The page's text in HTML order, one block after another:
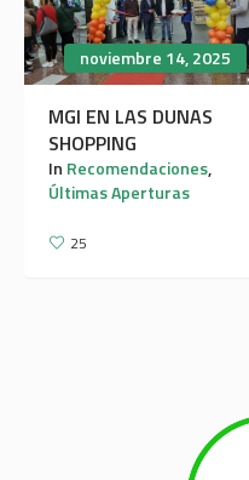
noviembre 14, 2025
MGI EN LAS DUNAS
SHOPPING
In Recomendaciones,
Últimas Aperturas
25